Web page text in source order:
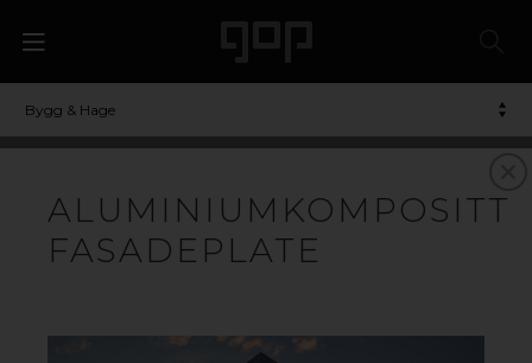
Bygg & Hage
ALUMINIUMKOMPOSITT
FASADEPLATE